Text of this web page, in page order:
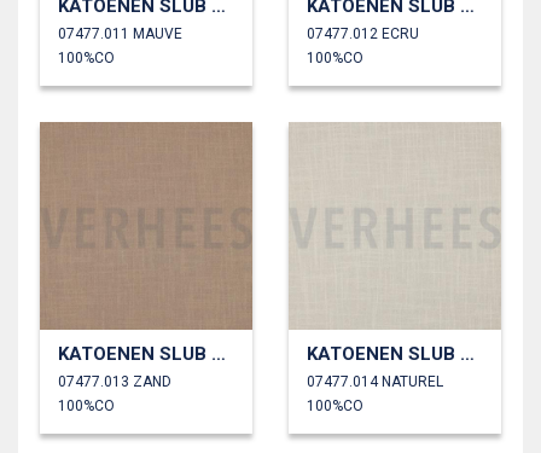
KATOENEN SLUB GEWASSEN
07477.011 MAUVE
100%CO
KATOENEN SLUB GEWASSEN
07477.012 ECRU
100%CO
KATOENEN SLUB GEWASSEN
07477.013 ZAND
100%CO
KATOENEN SLUB GEWASSEN
07477.014 NATUREL
100%CO